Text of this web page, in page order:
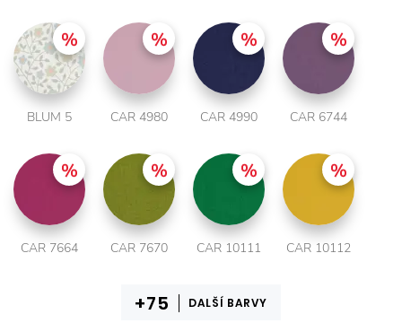
BLUM 5 CAR 4980 CAR 4990 CAR 6744
CAR 7664 CAR 7670 CAR 10111 CAR 10112
DALŠÍ BARVY